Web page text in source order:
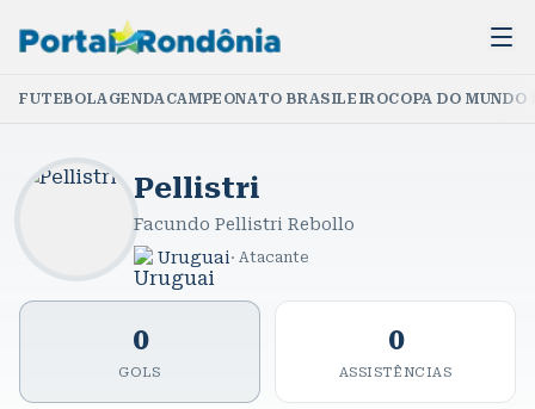
FUTEBOLAGENDACAMPEONATO BRASILEIROCOPA DO
Pellistri
Facundo Pellistri Rebollo
Uruguai · Atacante
0
GOLS
0
ASSISTÊNCIAS